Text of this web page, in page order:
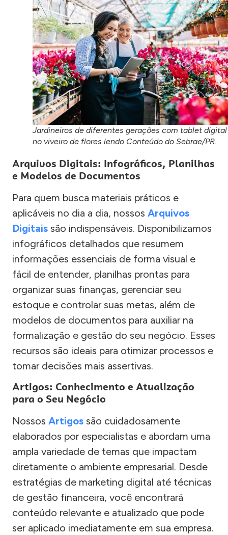
Jardineiros de diferentes gerações com tablet digital
no viveiro de flores lendo Conteúdo do Sebrae/PR.
Arquivos Digitais: Infográficos, Planilhas
e Modelos de Documentos
Para quem busca materiais práticos e
aplicáveis no dia a dia, nossos Arquivos
Digitais são indispensáveis. Disponibilizamos
infográficos detalhados que resumem
informações essenciais de forma visual e
fácil de entender, planilhas prontas para
organizar suas finanças, gerenciar seu
estoque e controlar suas metas, além de
modelos de documentos para auxiliar na
formalização e gestão do seu negócio. Esses
recursos são ideais para otimizar processos e
tomar decisões mais assertivas.
Artigos: Conhecimento e Atualização
para o Seu Negócio
Nossos Artigos são cuidadosamente
elaborados por especialistas e abordam uma
ampla variedade de temas que impactam
diretamente o ambiente empresarial. Desde
estratégias de marketing digital até técnicas
de gestão financeira, você encontrará
conteúdo relevante e atualizado que pode
ser aplicado imediatamente em sua empresa.